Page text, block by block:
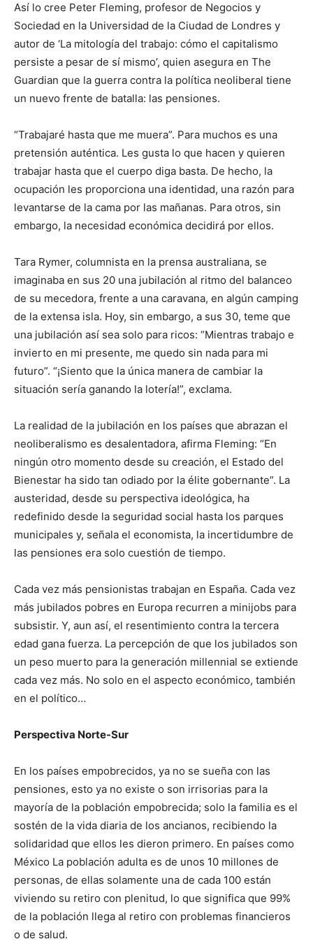
Así lo cree Peter Fleming, profesor de Negocios y
Sociedad en la Universidad de la Ciudad de Londres y
autor de ‘La mitología del trabajo: cómo el capitalismo
persiste a pesar de sí mismo’, quien asegura en The
Guardian que la guerra contra la política neoliberal tiene
un nuevo frente de batalla: las pensiones.
“Trabajaré hasta que me muera”. Para muchos es una
pretensión auténtica. Les gusta lo que hacen y quieren
trabajar hasta que el cuerpo diga basta. De hecho, la
ocupación les proporciona una identidad, una razón para
levantarse de la cama por las mañanas. Para otros, sin
embargo, la necesidad económica decidirá por ellos.
Tara Rymer, columnista en la prensa australiana, se
imaginaba en sus 20 una jubilación al ritmo del balanceo
de su mecedora, frente a una caravana, en algún camping
de la extensa isla. Hoy, sin embargo, a sus 30, teme que
una jubilación así sea solo para ricos: “Mientras trabajo e
invierto en mi presente, me quedo sin nada para mi
futuro”. “¡Siento que la única manera de cambiar la
situación sería ganando la lotería!”, exclama.
La realidad de la jubilación en los países que abrazan el
neoliberalismo es desalentadora, afirma Fleming: “En
ningún otro momento desde su creación, el Estado del
Bienestar ha sido tan odiado por la élite gobernante”. La
austeridad, desde su perspectiva ideológica, ha
redefinido desde la seguridad social hasta los parques
municipales y, señala el economista, la incertidumbre de
las pensiones era solo cuestión de tiempo.
Cada vez más pensionistas trabajan en España. Cada vez
más jubilados pobres en Europa recurren a minijobs para
subsistir. Y, aun así, el resentimiento contra la tercera
edad gana fuerza. La percepción de que los jubilados son
un peso muerto para la generación millennial se extiende
cada vez más. No solo en el aspecto económico, también
en el político…
Perspectiva Norte-Sur
En los países empobrecidos, ya no se sueña con las
pensiones, esto ya no existe o son irrisorias para la
mayoría de la población empobrecida; solo la familia es el
sostén de la vida diaria de los ancianos, recibiendo la
solidaridad que ellos les dieron primero. En países como
México La población adulta es de unos 10 millones de
personas, de ellas solamente una de cada 100 están
viviendo su retiro con plenitud, lo que significa que 99%
de la población llega al retiro con problemas financieros
o de salud.